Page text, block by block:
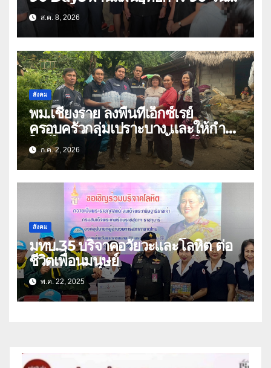
พิชิตยาเสพติด” ปราบปรามกวาดล้าง
ยาเสพติดสถานบันเทิง พบสารเสพติด
4 ราย
ส.ค. 8, 2026
สังคม
พม.เชียงราย ลงพื้นที่เอ็กซ์เรย์
ครอบครัวกลุ่มเปราะบาง และให้กำลัง
ใจผู้ได้รับผลกระทบจากน้ำป่าไหล
หลาก-ดินโคลนถล่ม
ก.ค. 2, 2026
สังคม
มทบ.35 บริจาคอวัยวะและโลหิต ต่อ
ชีวิตเพื่อนมนุษย์
พ.ค. 22, 2025